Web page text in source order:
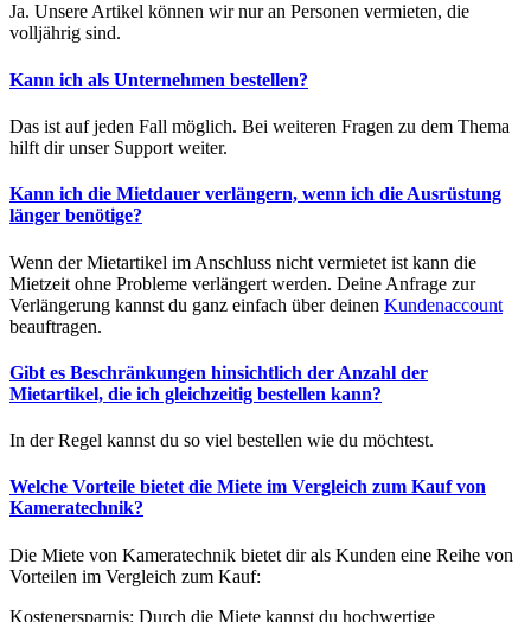
Ja. Unsere Artikel können wir nur an Personen vermieten, die
volljährig sind.
Kann ich als Unternehmen bestellen?
Das ist auf jeden Fall möglich. Bei weiteren Fragen zu dem Thema
hilft dir unser Support weiter.
Kann ich die Mietdauer verlängern, wenn ich die Ausrüstung
länger benötige?
Wenn der Mietartikel im Anschluss nicht vermietet ist kann die
Mietzeit ohne Probleme verlängert werden. Deine Anfrage zur
Verlängerung kannst du ganz einfach über deinen Kundenaccount
beauftragen.
Gibt es Beschränkungen hinsichtlich der Anzahl der
Mietartikel, die ich gleichzeitig bestellen kann?
In der Regel kannst du so viel bestellen wie du möchtest.
Welche Vorteile bietet die Miete im Vergleich zum Kauf von
Kameratechnik?
Die Miete von Kameratechnik bietet dir als Kunden eine Reihe von
Vorteilen im Vergleich zum Kauf:
Kostenersparnis: Durch die Miete kannst du hochwertige